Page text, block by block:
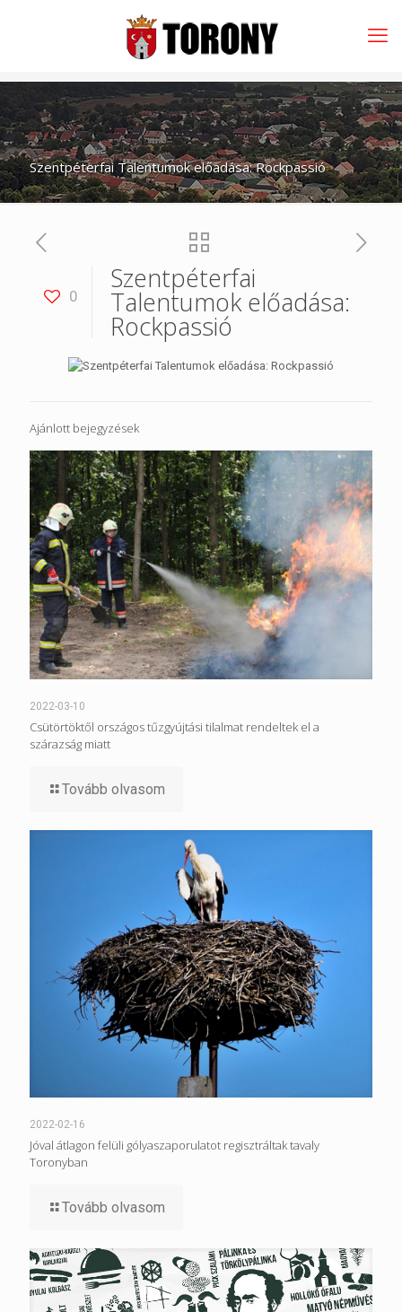
Szentpéterfai Talentumok előadása: Rockpassió
0
Szentpéterfai
Talentumok előadása:
Rockpassió
Ajánlott bejegyzések
2022-03-10
Csütörtöktől országos tűzgyújtási tilalmat rendeltek el a
szárazság miatt
Tovább olvasom
2022-02-16
Jóval átlagon felüli gólyaszaporulatot regisztráltak tavaly
Toronyban
Tovább olvasom